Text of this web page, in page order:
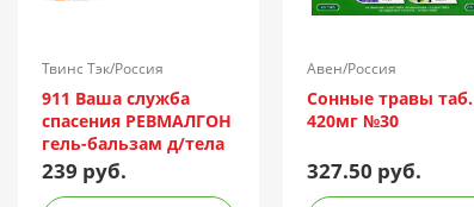
Твинс Тэк/Россия
911 Ваша служба
спасения РЕВМАЛГОН
гель-бальзам д/тела
100мл
239 руб.
Авен/Россия
Сонные травы таб.
420мг №30
327.50 руб.